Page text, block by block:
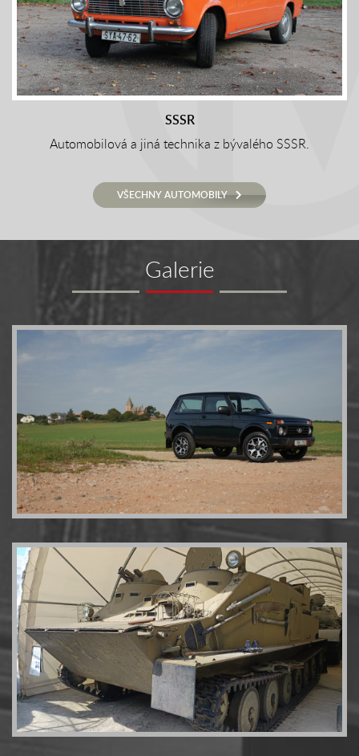
SSSR
Automobilová a jiná technika z bývalého SSSR.
Galerie